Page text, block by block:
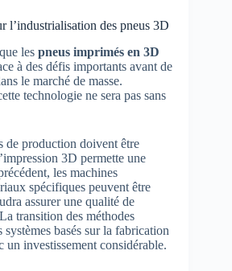
l’industrialisation des pneus 3D
les pneus imprimés en 3D
à des défis importants avant de
le marché de masse.
technologie ne sera pas sans
de production doivent être
3D permette une
les machines
spécifiques peuvent être
assurer une qualité de
transition des méthodes
basés sur la fabrication
un investissement considérable.